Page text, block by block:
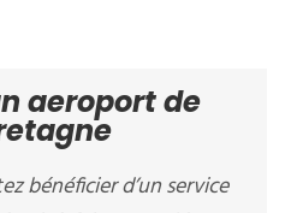
aeroport de
bénéficier d’un service